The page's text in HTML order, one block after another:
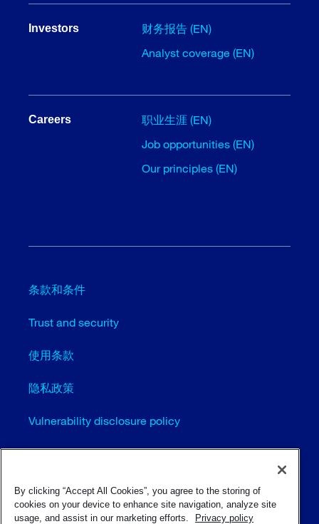
Investors
财务报告 (EN)
Analyst coverage (EN)
Careers
职业生涯 (EN)
Job opportunities (EN)
Our principles (EN)
条款和条件
Trust and security
使用条款
隐私政策
Vulnerability disclosure policy
Cookie settings (EN)
站点地图
By clicking “Accept All Cookies”, you agree to the storing of
cookies on your device to enhance site navigation, analyze site
usage, and assist in our marketing efforts.
Privacy policy